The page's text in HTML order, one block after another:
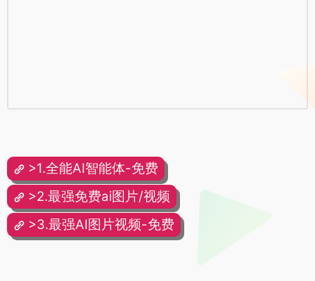
>1.全能AI智能体-免费
>2.最强免费ai图片/视频
>3.最强AI图片视频-免费